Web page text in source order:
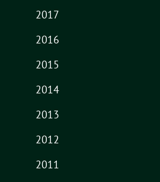
2017
2016
2015
2014
2013
2012
2011